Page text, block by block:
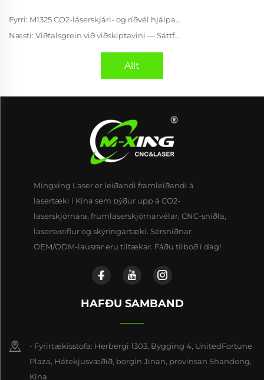
Fyrri: M1325 CO2-láserskjári- og ríðvél hjálpar brasilíska viðskiptavini að bæta framleiðslueffektísku í auglýsingaframleiðslu
Næsti: Viðtalsgrein við viðskiptavini — Sáttfærð ábending frá Saudí-Arabíu
Allt
Mingxing Laser er leiðandi framleiðandi á
lasertæki í Kína sem býður upp á CO2-
laserskjórnara, frumlaserskjórnarvélar, CNC-sniðla,
lasersveiflur og skýringartæki. Sérsniðnar
OEM/ODM-lausrar eru tiltækar. Fáðu tilboð í dag!
HAFÐU SAMBAND
- Fyrirtækisstofa: Herbergi 1303, Bygging 4, UnitedFortune
Plaza, Hátekjusvæðið, borgin Jinan, provinsan Shandong,
Kína